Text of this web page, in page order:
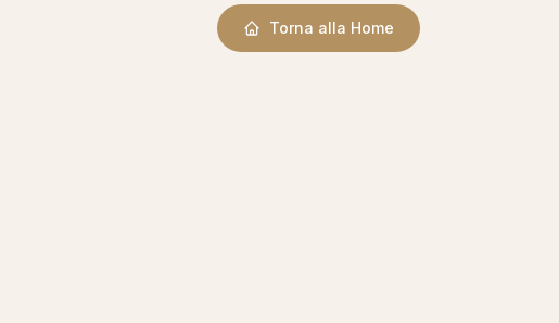
Torna alla Home